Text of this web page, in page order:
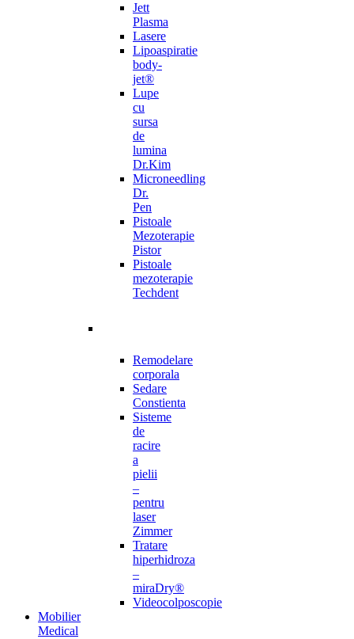
Jett
Plasma
Lasere
Lipoaspiratie
body-
jet®
Lupe
cu
sursa
de
lumina
Dr.Kim
Microneedling
Dr.
Pen
Pistoale
Mezoterapie
Pistor
Pistoale
mezoterapie
Techdent
Remodelare
corporala
Sedare
Constienta
Sisteme
de
racire
a
pielii
–
pentru
laser
Zimmer
Tratare
hiperhidroza
–
miraDry®
Videocolposcopie
Mobilier
Medical